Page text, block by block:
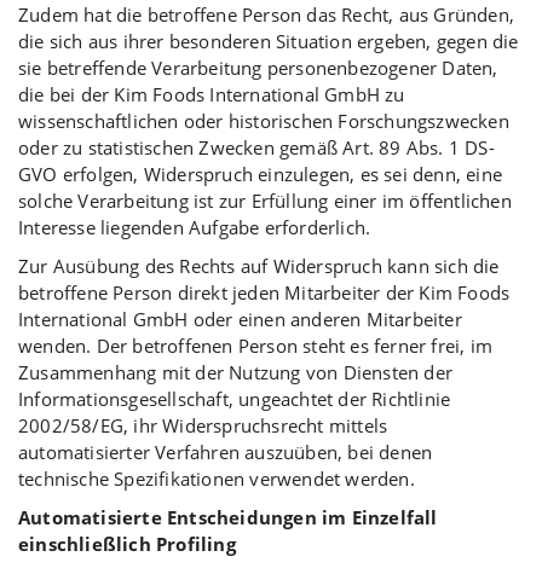
Zudem hat die betroffene Person das Recht, aus Gründen,
die sich aus ihrer besonderen Situation ergeben, gegen die
sie betreffende Verarbeitung personenbezogener Daten,
die bei der Kim Foods International GmbH zu
wissenschaftlichen oder historischen Forschungszwecken
oder zu statistischen Zwecken gemäß Art. 89 Abs. 1 DS-
GVO erfolgen, Widerspruch einzulegen, es sei denn, eine
solche Verarbeitung ist zur Erfüllung einer im öffentlichen
Interesse liegenden Aufgabe erforderlich.
Zur Ausübung des Rechts auf Widerspruch kann sich die
betroffene Person direkt jeden Mitarbeiter der Kim Foods
International GmbH oder einen anderen Mitarbeiter
wenden. Der betroffenen Person steht es ferner frei, im
Zusammenhang mit der Nutzung von Diensten der
Informationsgesellschaft, ungeachtet der Richtlinie
2002/58/EG, ihr Widerspruchsrecht mittels
automatisierter Verfahren auszuüben, bei denen
technische Spezifikationen verwendet werden.
Automatisierte Entscheidungen im Einzelfall
einschließlich Profiling